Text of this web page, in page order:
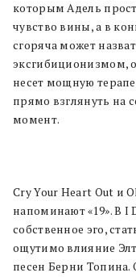
которым Адель
чувство вины, а в
сгоряча может
эксгибиционизмом,
несет мощную
прямо взглянуть на
момент.
Cry Your Heart Out и
напоминают «19». В I
собственное эго,
ощутимо влияние
песен Берни Топина.